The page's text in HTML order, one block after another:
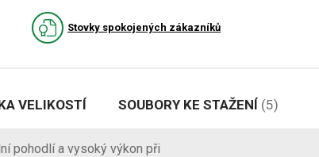
Stovky spokojených zákazníků
VELIKOSTÍ SOUBORY KE STAŽENÍ (5)
pohodlí a vysoký výkon při